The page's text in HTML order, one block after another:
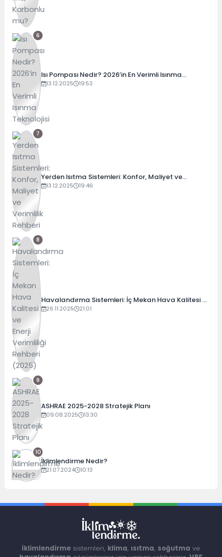
6
Isı Pompası Nedir? 2026’in En Verimli Isınma
Teknolojisi
13.12.2025 19:53
7
Yerden Isıtma Sistemleri: Konfor, Maliyet ve
Verimlilik Rehberi
13.12.2025 19:46
8
Havalandırma Sistemleri: İç Mekan Hava Kalitesi ve
Enerji Verimliliği Rehberi (2025)
26.11.2025 21:01
9
ASHRAE 2025-2028 Stratejik Planı
09.08.2025 13:30
10
İklimlendirme Nedir?
21.07.2024 10:13
İklimlendirme sistemleri, klima, ısıtma, soğutma ve